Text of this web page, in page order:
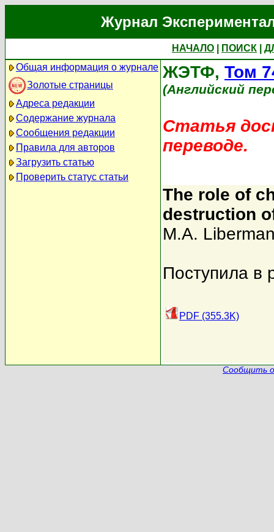
Журнал
НАЧАЛО ПОИСК
Общая информация о журнале
Золотые страницы
Адреса редакции
Содержание журнала
Сообщения редакции
Правила для авторов
Загрузить статью
Проверить статус статьи
ЖЭТФ, Том
(Английский
Статья
переводе.
The role of
destruction
M.A.
Поступила в
PDF (355.3K)
Сообщить о